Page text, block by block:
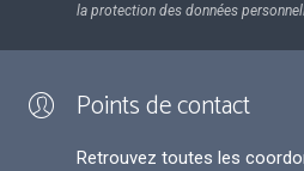
la protection des données
Points de contact
Retrouvez toutes les